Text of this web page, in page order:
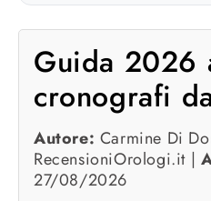
Guida 2026
cronografi
Autore: Carmine Di
RecensioniOrologi.it |
27/08/2026